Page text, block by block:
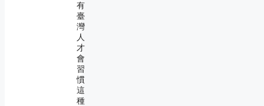
有
臺
灣
人
才
會
習
慣
這
種